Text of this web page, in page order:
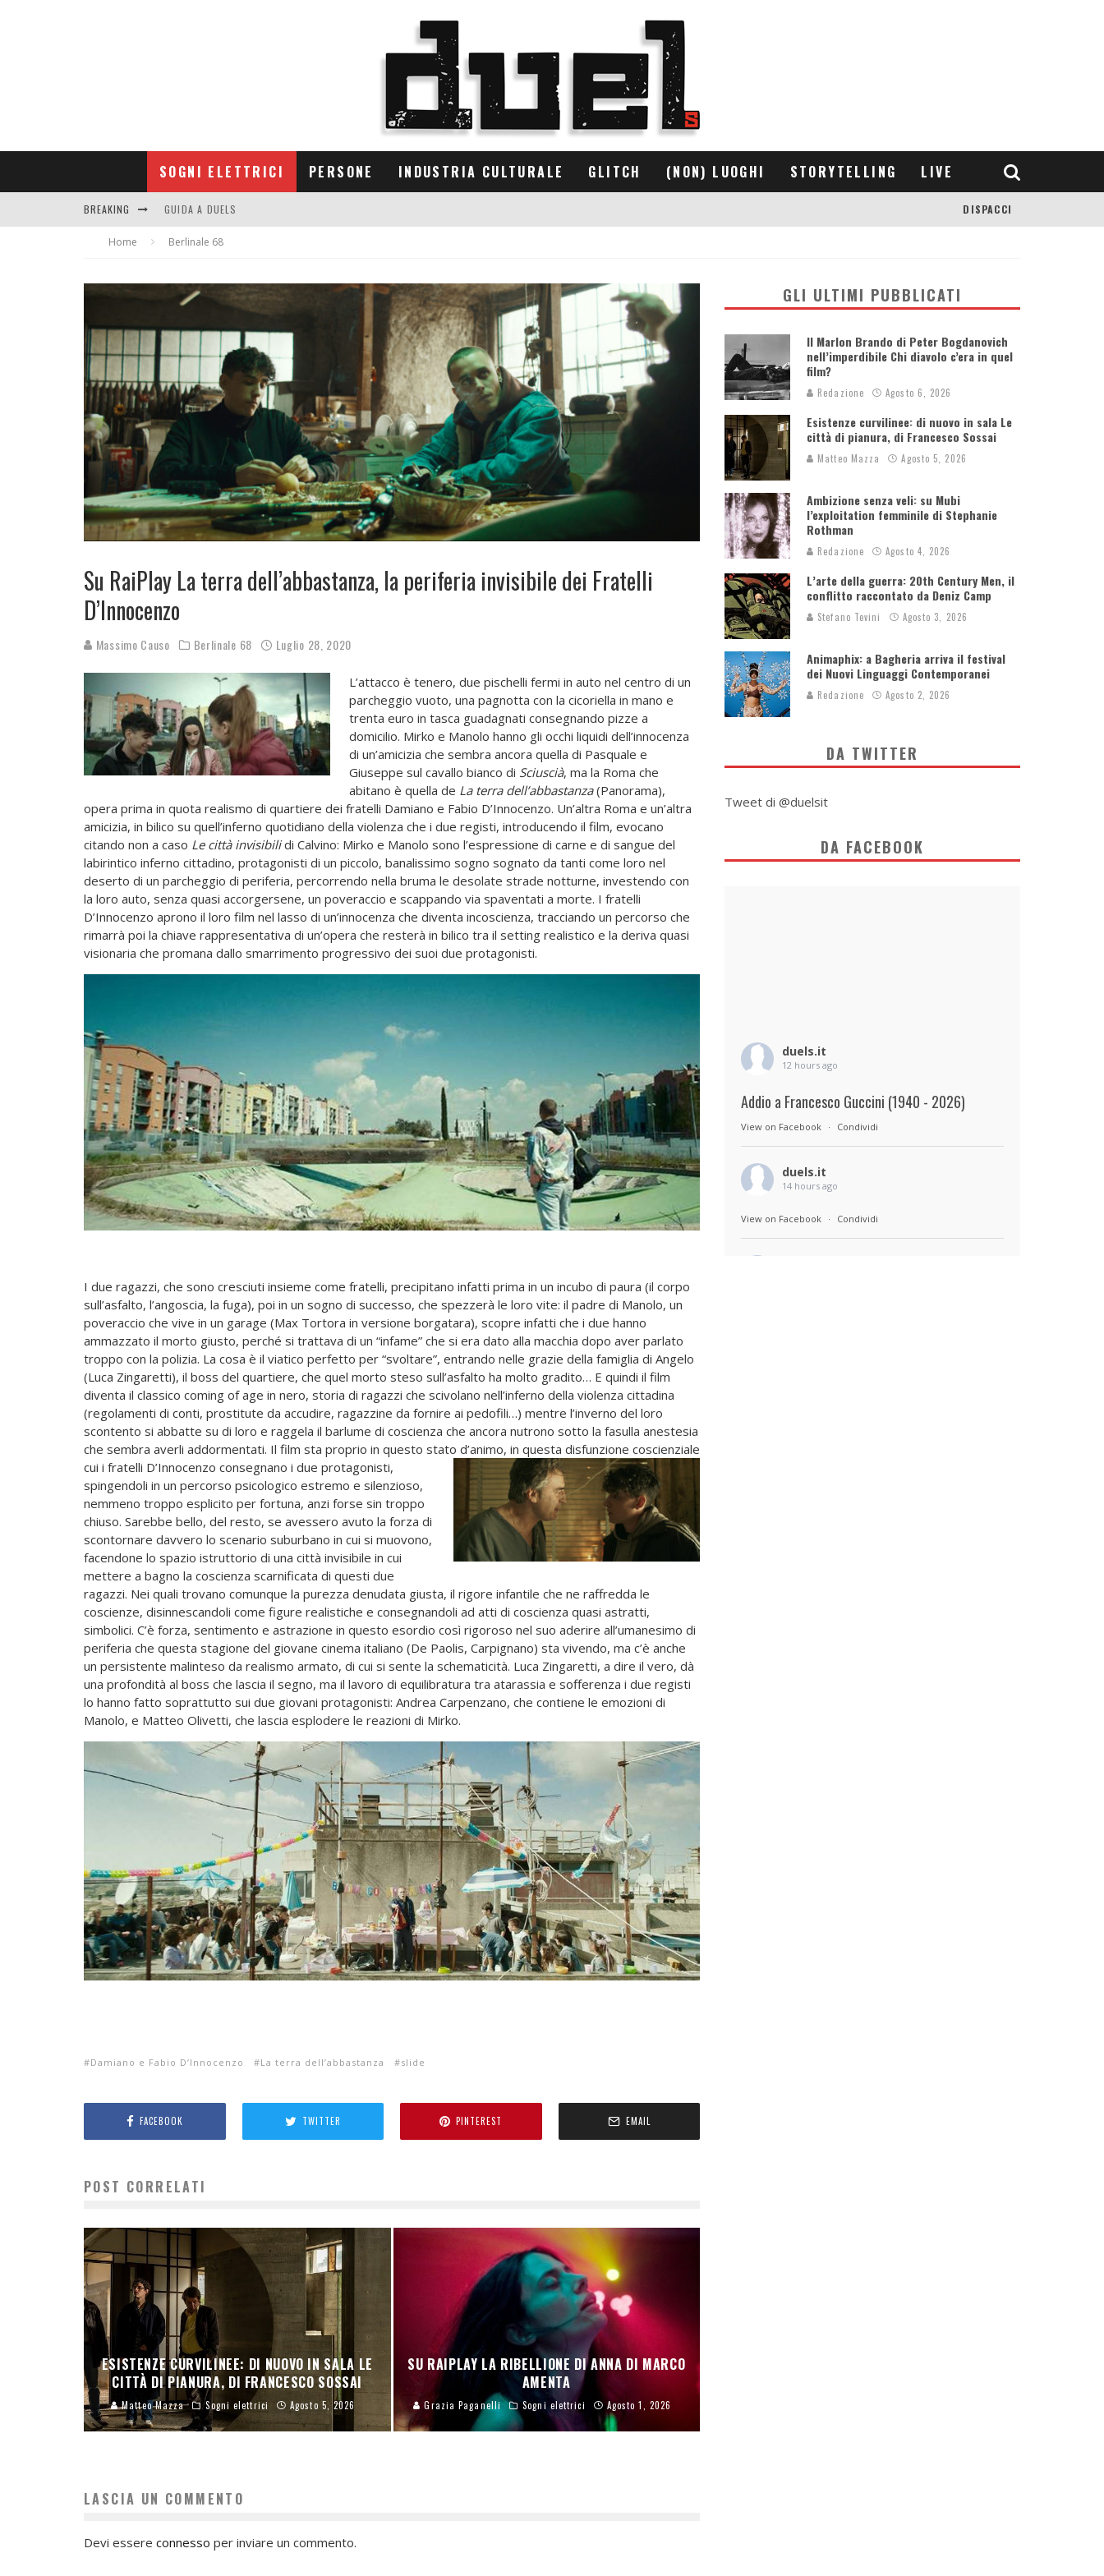
SOGNI ELETTRICI PERSONE INDUSTRIA CULTURALE GLITCH (NON) LUOGHI STORYTELLING LIVE
BREAKING GUIDA A DUELS
CONTRIBUTORS
DISPACCI
Home Berlinale 68
Su RaiPlay La terra dell’abbastanza, la periferia invisibile dei Fratelli
D’Innocenzo
Massimo Causo Berlinale 68 Luglio 28, 2020
L’attacco è tenero, due pischelli fermi in auto nel centro di un
parcheggio vuoto, una pagnotta con la cicoriella in mano e
trenta euro in tasca guadagnati consegnando pizze a
domicilio. Mirko e Manolo hanno gli occhi liquidi dell’innocenza
di un’amicizia che sembra ancora quella di Pasquale e
Giuseppe sul cavallo bianco di Sciuscià, ma la Roma che
abitano è quella de La terra dell’abbastanza(Panorama),
opera prima in quota realismo di quartiere dei fratelli Damiano e Fabio D’Innocenzo. Un’altra Roma e un’altra
amicizia, in bilico su quell’inferno quotidiano della violenza che i due registi, introducendo il film, evocano
citando non a caso Le città invisibilidi Calvino: Mirko e Manolo sono l’espressione di carne e di sangue del
labirintico inferno cittadino, protagonisti di un piccolo, banalissimo sogno sognato da tanti come loro nel
deserto di un parcheggio di periferia, percorrendo nella bruma le desolate strade notturne, investendo con
la loro auto, senza quasi accorgersene, un poveraccio e scappando via spaventati a morte. I fratelli
D’Innocenzo aprono il loro film nel lasso di un’innocenza che diventa incoscienza, tracciando un percorso che
rimarrà poi la chiave rappresentativa di un’opera che resterà in bilico tra il setting realistico e la deriva quasi
visionaria che promana dallo smarrimento progressivo dei suoi due protagonisti.
I due ragazzi, che sono cresciuti insieme come fratelli, precipitano infatti prima in un incubo di paura (il corpo
sull’asfalto, l’angoscia, la fuga), poi in un sogno di successo, che spezzerà le loro vite: il padre di Manolo, un
poveraccio che vive in un garage (Max Tortora in versione borgatara), scopre infatti che i due hanno
ammazzato il morto giusto, perché si trattava di un “infame” che si era dato alla macchia dopo aver parlato
troppo con la polizia. La cosa è il viatico perfetto per “svoltare”, entrando nelle grazie della famiglia di Angelo
(Luca Zingaretti), il boss del quartiere, che quel morto steso sull’asfalto ha molto gradito… E quindi il film
diventa il classico coming of age in nero, storia di ragazzi che scivolano nell’inferno della violenza cittadina
(regolamenti di conti, prostitute da accudire, ragazzine da fornire ai pedofili…) mentre l’inverno del loro
scontento si abbatte su di loro e raggela il barlume di coscienza che ancora nutrono sotto la fasulla anestesia
che sembra averli addormentati. Il film sta proprio in questo stato d’animo, in questa disfunzione coscienziale
cui i fratelli D’Innocenzo consegnano i due protagonisti,
spingendoli in un percorso psicologico estremo e silenzioso,
nemmeno troppo esplicito per fortuna, anzi forse sin troppo
chiuso. Sarebbe bello, del resto, se avessero avuto la forza di
scontornare davvero lo scenario suburbano in cui si muovono,
facendone lo spazio istruttorio di una città invisibile in cui
mettere a bagno la coscienza scarnificata di questi due
ragazzi. Nei quali trovano comunque la purezza denudata giusta, il rigore infantile che ne raffredda le
coscienze, disinnescandoli come figure realistiche e consegnandoli ad atti di coscienza quasi astratti,
simbolici. C’è forza, sentimento e astrazione in questo esordio così rigoroso nel suo aderire all’umanesimo di
periferia che questa stagione del giovane cinema italiano (De Paolis, Carpignano) sta vivendo, ma c’è anche
un persistente malinteso da realismo armato, di cui si sente la schematicità. Luca Zingaretti, a dire il vero, dà
una profondità al boss che lascia il segno, ma il lavoro di equilibratura tra atarassia e sofferenza i due registi
lo hanno fatto soprattutto sui due giovani protagonisti: Andrea Carpenzano, che contiene le emozioni di
Manolo, e Matteo Olivetti, che lascia esplodere le reazioni di Mirko.
Damiano e Fabio D’Innocenzo La terra dell’abbastanza slide
FACEBOOK TWITTER PINTEREST EMAIL
POST CORRELATI
ESISTENZE CURVILINEE: DI NUOVO IN SALA LE
CITTÀ DI PIANURA, DI FRANCESCO SOSSAI
Matteo Mazza Sogni elettrici Agosto 5, 2026
SU RAIPLAY LA RIBELLIONE DI ANNA DI MARCO
AMENTA
Grazia Paganelli Sogni elettrici Agosto 1, 2026
LASCIA UN COMMENTO
Devi essere connesso per inviare un commento.
GLI ULTIMI PUBBLICATI
Il Marlon Brando di Peter Bogdanovich
nell’imperdibile Chi diavolo c’era in quel
film?
Redazione Agosto 6, 2026
Esistenze curvilinee: di nuovo in sala Le
città di pianura, di Francesco Sossai
Matteo Mazza Agosto 5, 2026
Ambizione senza veli: su Mubi
l’exploitation femminile di Stephanie
Rothman
Redazione Agosto 4, 2026
L’arte della guerra: 20th Century Men, il
conflitto raccontato da Deniz Camp
Stefano Tevini Agosto 3, 2026
Animaphix: a Bagheria arriva il festival
dei Nuovi Linguaggi Contemporanei
Redazione Agosto 2, 2026
DA TWITTER
Tweet di @duelsit
DA FACEBOOK
duels.it
12 hours ago
Addio a Francesco Guccini (1940 - 2026)
View on Facebook · Condividi
duels.it
14 hours ago
View on Facebook · Condividi